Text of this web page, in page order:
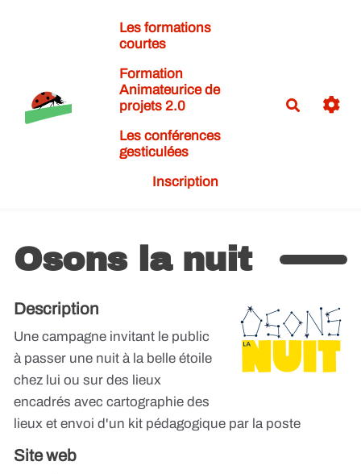
Aller au contenu principal
Les formations
courtes
Formation
Animateurice de
projets 2.0
Les conférences
gesticulées
Inscription
Osons la nuit
Description
Une campagne invitant le public
à passer une nuit à la belle étoile
chez lui ou sur des lieux
encadrés avec cartographie des
lieux et envoi d'un kit pédagogique par la poste
Site web